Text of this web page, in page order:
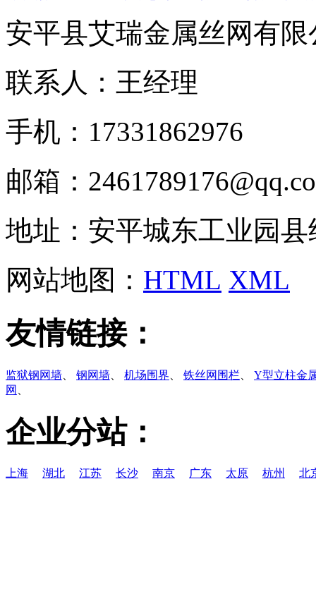
安平县艾瑞金属丝网有限
联系人：王经理
手机：17331862976
邮箱：
地址：安平城东工业园县
网站地图： HTML XML
友情链接：
监狱钢网墙 钢网墙 机场围界 铁丝网围栏
Y型立柱金
网
企业分站：
上海 湖北 江苏 长沙 南京 广东 太原 杭州 北